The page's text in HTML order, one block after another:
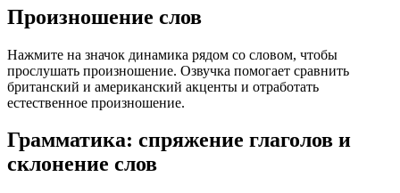
Произношение слов
Нажмите на значок динамика рядом со словом, чтобы
прослушать произношение. Озвучка помогает сравнить
британский и американский акценты и отработать
естественное произношение.
Грамматика: спряжение глаголов и
склонение слов